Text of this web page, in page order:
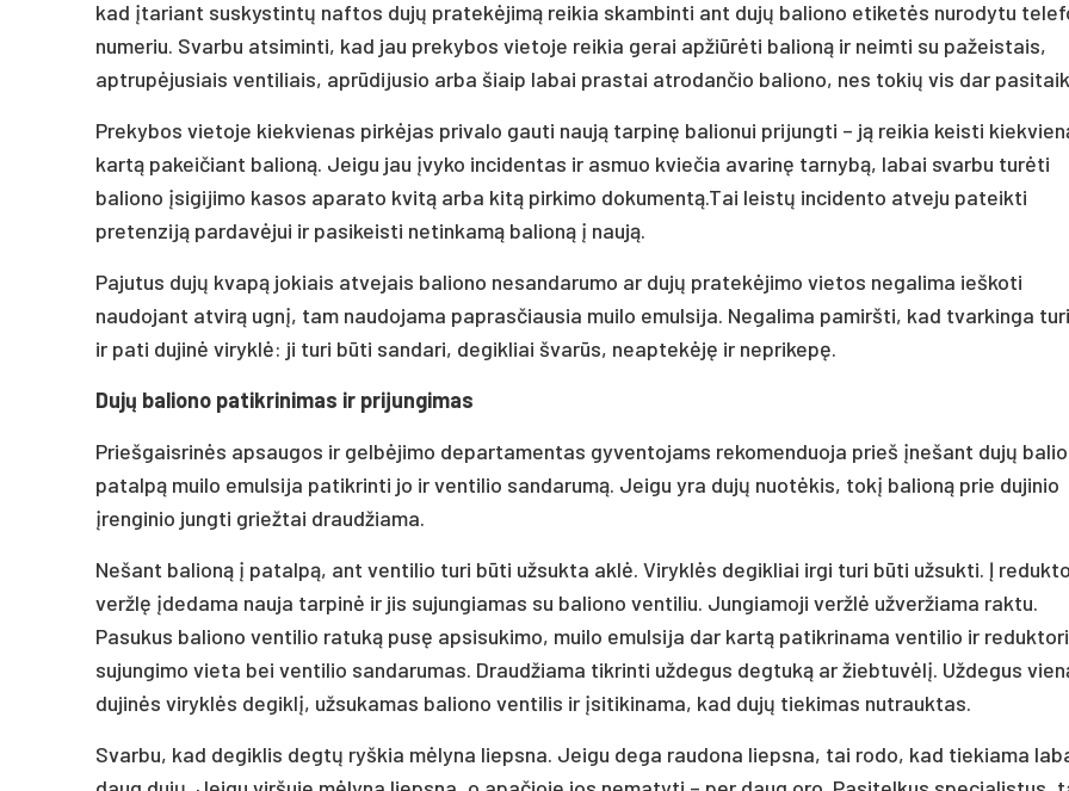
kad įtariant suskystintų naftos dujų pratekėjimą reikia skambinti ant dujų baliono etiketės nurodytu
numeriu. Svarbu atsiminti, kad jau prekybos vietoje reikia gerai apžiūrėti balioną ir neimti su pažeistais,
aptrupėjusiais ventiliais, aprūdijusio arba šiaip labai prastai atrodančio baliono, nes tokių vis dar
Prekybos vietoje kiekvienas pirkėjas privalo gauti naują tarpinę balionui prijungti – ją reikia keisti
kartą pakeičiant balioną. Jeigu jau įvyko incidentas ir asmuo kviečia avarinę tarnybą, labai svarbu turėti
baliono įsigijimo kasos aparato kvitą arba kitą pirkimo dokumentą.Tai leistų incidento atveju pateikti
pretenziją pardavėjui ir pasikeisti netinkamą balioną į naują.
Pajutus dujų kvapą jokiais atvejais baliono nesandarumo ar dujų pratekėjimo vietos negalima ieškoti
naudojant atvirą ugnį, tam naudojama paprasčiausia muilo emulsija. Negalima pamiršti, kad tvarkinga
ir pati dujinė viryklė: ji turi būti sandari, degikliai švarūs, neaptekėję ir neprikepę.
Dujų baliono patikrinimas ir prijungimas
Priešgaisrinės apsaugos ir gelbėjimo departamentas gyventojams rekomenduoja prieš įnešant dujų
patalpą muilo emulsija patikrinti jo ir ventilio sandarumą. Jeigu yra dujų nuotėkis, tokį balioną prie dujinio
įrenginio jungti griežtai draudžiama.
Nešant balioną į patalpą, ant ventilio turi būti užsukta aklė. Viryklės degikliai irgi turi būti užsukti. Į
veržlę įdedama nauja tarpinė ir jis sujungiamas su baliono ventiliu. Jungiamoji veržlė užveržiama raktu.
Pasukus baliono ventilio ratuką pusę apsisukimo, muilo emulsija dar kartą patikrinama ventilio ir
sujungimo vieta bei ventilio sandarumas. Draudžiama tikrinti uždegus degtuką ar žiebtuvėlį. Uždegus
dujinės viryklės degiklį, užsukamas baliono ventilis ir įsitikinama, kad dujų tiekimas nutrauktas.
Svarbu, kad degiklis degtų ryškia mėlyna liepsna. Jeigu dega raudona liepsna, tai rodo, kad tiekiama